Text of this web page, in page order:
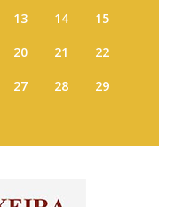
13 14
15
20 21
22
27 28
29